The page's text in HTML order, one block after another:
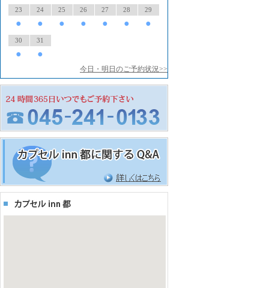
23
●
24
●
25
●
26
●
27
●
28
●
29
●
30
●
31
●
今日・明日のご予約状況>>